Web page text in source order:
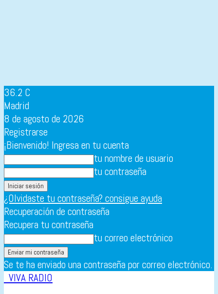
36.2 C
Madrid
8 de agosto de 2026
Registrarse
¡Bienvenido! Ingresa en tu cuenta
tu nombre de usuario
tu contraseña
¿Olvidaste tu contraseña? consigue ayuda
Recuperación de contraseña
Recupera tu contraseña
tu correo electrónico
Se te ha enviado una contraseña por correo electrónico.
VIVA RADIO